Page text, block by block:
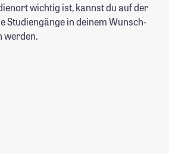
wichtig ist, kannst du auf der
Studiengänge in deinem Wunsch-
werden.